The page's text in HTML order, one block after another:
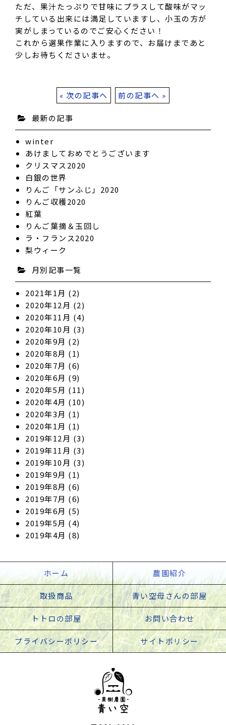
ただ、果汁たっぷりで甘味にプラスして酸味がマッ
チしている出来には満足していますし、小玉の方が
実がしまっているのでご安心ください！
これから選果作業に入りますので、お届けまであと
少しお待ちくださいませ。
« 次の記事へ 前の記事へ »
最新の記事
winter
あけましておめでとうございます
クリスマス2020
白銀の世界
りんご「サンふじ」2020
りんご収穫2020
紅葉
りんご葉摘＆玉回し
ラ・フランス2020
梨ウィーク
月別記事一覧
2021年1月 (2)
2020年12月 (2)
2020年11月 (4)
2020年10月 (3)
2020年9月 (2)
2020年8月 (1)
2020年7月 (6)
2020年6月 (9)
2020年5月 (11)
2020年4月 (10)
2020年3月 (1)
2020年1月 (1)
2019年12月 (3)
2019年11月 (3)
2019年10月 (3)
2019年9月 (1)
2019年8月 (6)
2019年7月 (6)
2019年6月 (5)
2019年5月 (4)
2019年4月 (8)
ホーム 農園紹介
取扱商品 青い空母さんの部屋
トトロの部屋 お問い合わせ
プライバシーポリシー サイトポリシー